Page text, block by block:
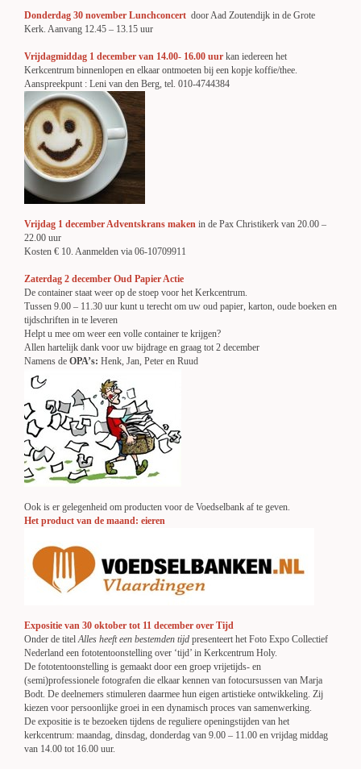
Donderdag 30 november Lunchconcert door Aad Zoutendijk in de Grote
Kerk. Aanvang 12.45 – 13.15 uur
Vrijdagmiddag 1 december van 14.00- 16.00 uur kan iedereen het
Kerkcentrum binnenlopen en elkaar ontmoeten bij een kopje koffie/thee.
Aanspreekpunt : Leni van den Berg, tel. 010-4744384
Vrijdag 1 december Adventskrans maken in de Pax Christikerk van 20.00 –
22.00 uur
Kosten € 10. Aanmelden via 06-10709911
Zaterdag 2 december Oud Papier Actie
De container staat weer op de stoep voor het Kerkcentrum.
Tussen 9.00 – 11.30 uur kunt u terecht om uw oud papier, karton, oude boeken en
tijdschriften in te leveren
Helpt u mee om weer een volle container te krijgen?
Allen hartelijk dank voor uw bijdrage en graag tot 2 december
Namens de OPA’s: Henk, Jan, Peter en Ruud
Ook is er gelegenheid om producten voor de Voedselbank af te geven.
Het product van de maand: eieren
Expositie van 30 oktober tot 11 december over Tijd
Onder de titelAlles heeft een bestemden tijd presenteert het Foto Expo Collectief
Nederland een fototentoonstelling over ‘tijd’ in Kerkcentrum Holy.
De fototentoonstelling is gemaakt door een groep vrijetijds- en
(semi)professionele fotografen die elkaar kennen van fotocursussen van Marja
Bodt. De deelnemers stimuleren daarmee hun eigen artistieke ontwikkeling. Zij
kiezen voor persoonlijke groei in een dynamisch proces van samenwerking.
De expositie is te bezoeken tijdens de reguliere openingstijden van het
kerkcentrum: maandag, dinsdag, donderdag van 9.00 – 11.00 en vrijdag middag
van 14.00 tot 16.00 uur.